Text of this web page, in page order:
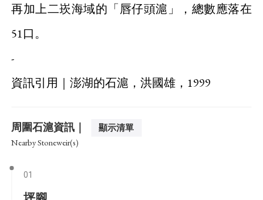
再加上二崁海域的「唇仔頭滬」，總數應落在
51口。
-
資訊引用｜澎湖的石滬，洪國雄，1999
周圍石滬資訊｜ 顯示清單
Nearby Stoneweir(s)
01
坪腳